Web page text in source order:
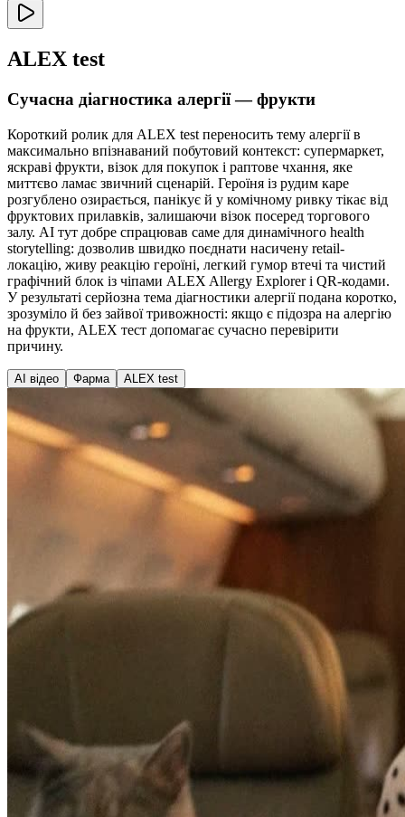
ALEX test
Сучасна діагностика алергії — фрукти
Короткий ролик для ALEX test переносить тему алергії в
максимально впізнаваний побутовий контекст: супермаркет,
яскраві фрукти, візок для покупок і раптове чхання, яке
миттєво ламає звичний сценарій. Героїня із рудим каре
розгублено озирається, панікує й у комічному ривку тікає від
фруктових прилавків, залишаючи візок посеред торгового
залу. AI тут добре спрацював саме для динамічного health
storytelling: дозволив швидко поєднати насичену retail-
локацію, живу реакцію героїні, легкий гумор втечі та чистий
графічний блок із чіпами ALEX Allergy Explorer і QR-кодами.
У результаті серйозна тема діагностики алергії подана коротко,
зрозуміло й без зайвої тривожності: якщо є підозра на алергію
на фрукти, ALEX тест допомагає сучасно перевірити
причину.
AI відео Фарма ALEX test